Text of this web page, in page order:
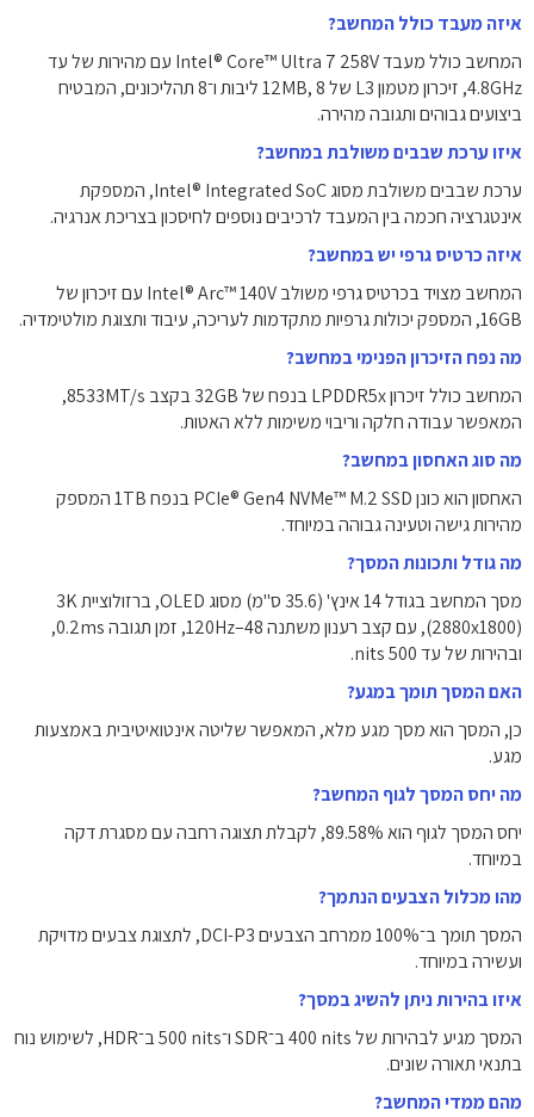
איזה מעבד כולל המחשב?
המחשב כולל מעבד Intel® Core™ Ultra 7 258V עם מהירות של עד
4.8GHz, זיכרון מטמון L3 של 12MB, 8 ליבות ו־8 תהליכונים, המבטיח
ביצועים גבוהים ותגובה מהירה.
איזו ערכת שבבים משולבת במחשב?
ערכת שבבים משולבת מסוג Intel®‎ Integrated SoC, המספקת
אינטגרציה חכמה בין המעבד לרכיבים נוספים לחיסכון בצריכת אנרגיה.
איזה כרטיס גרפי יש במחשב?
המחשב מצויד בכרטיס גרפי משולב Intel® Arc™ 140V עם זיכרון של
16GB, המספק יכולות גרפיות מתקדמות לעריכה, עיבוד ותצוגת מולטימדיה.
מה נפח הזיכרון הפנימי במחשב?
המחשב כולל זיכרון LPDDR5x בנפח של 32GB בקצב 8533MT/s,
המאפשר עבודה חלקה וריבוי משימות ללא האטות.
מה סוג האחסון במחשב?
האחסון הוא כונן PCIe® Gen4 NVMe™ M.2 SSD בנפח 1TB המספק
מהירות גישה וטעינה גבוהה במיוחד.
מה גודל ותכונות המסך?
מסך המחשב בגודל 14 אינץ' (35.6 ס"מ) מסוג OLED, ברזולוציית 3K
‏(2880x1800), עם קצב רענון משתנה 48–120Hz, זמן תגובה 0.2ms,
ובהירות של עד 500 nits.
האם המסך תומך במגע?
כן, המסך הוא מסך מגע מלא, המאפשר שליטה אינטואיטיבית באמצעות
מגע.
מה יחס המסך לגוף המחשב?
יחס המסך לגוף הוא ‎89.58%‎, לקבלת תצוגה רחבה עם מסגרת דקה
במיוחד.
מהו מכלול הצבעים הנתמך?
המסך תומך ב־100% ממרחב הצבעים DCI-P3, לתצוגת צבעים מדויקת
ועשירה במיוחד.
איזו בהירות ניתן להשיג במסך?
המסך מגיע לבהירות של ‎400 nits‎ ב־SDR ו־‎500 nits‎ ב־HDR, לשימוש נוח
בתנאי תאורה שונים.
מהם ממדי המחשב?